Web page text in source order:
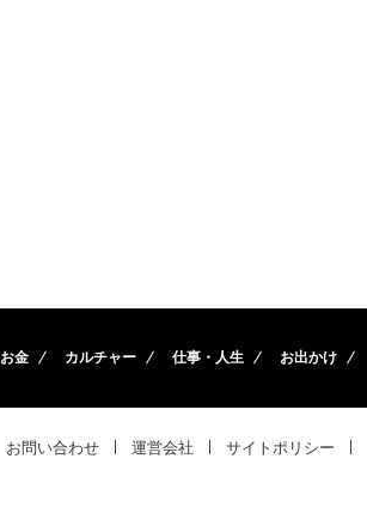
お金 カルチャー 仕事・人生 お出かけ
お問い合わせ 運営会社 サイトポリシー